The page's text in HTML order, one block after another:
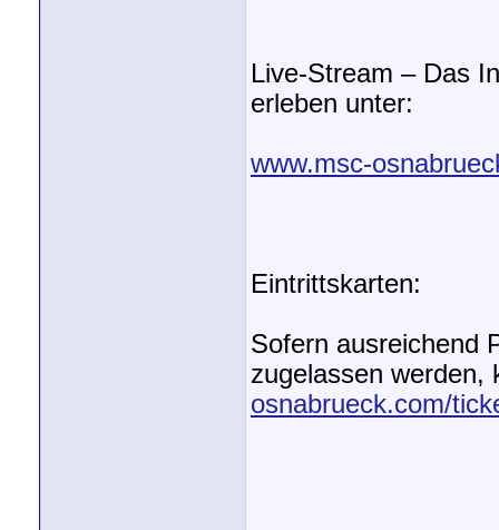
Live-Stream – Das
erleben unter:
www.msc-
Eintrittskarten:
Sofern ausreichend
zugelassen
osnabrueck.com/